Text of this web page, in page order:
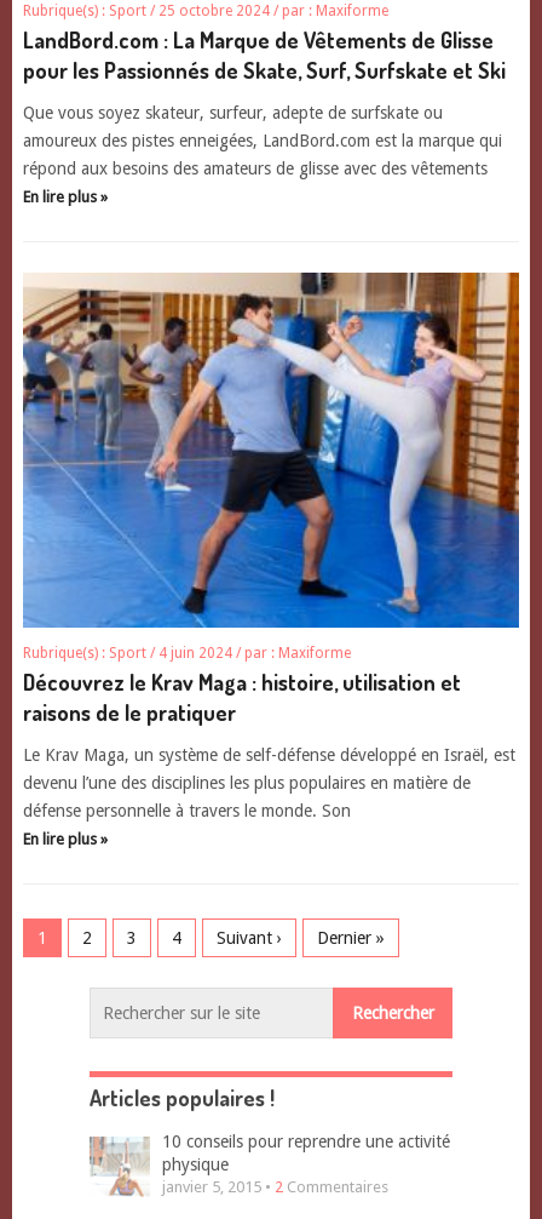
Rubrique(s) : Sport / 25 octobre 2024 / par : Maxiforme
LandBord.com : La Marque de Vêtements de Glisse
pour les Passionnés de Skate, Surf, Surfskate et Ski
Que vous soyez skateur, surfeur, adepte de surfskate ou
amoureux des pistes enneigées, LandBord.com est la marque qui
répond aux besoins des amateurs de glisse avec des vêtements
En lire plus »
Rubrique(s) : Sport / 4 juin 2024 / par : Maxiforme
Découvrez le Krav Maga : histoire, utilisation et
raisons de le pratiquer
Le Krav Maga, un système de self-défense développé en Israël, est
devenu l’une des disciplines les plus populaires en matière de
défense personnelle à travers le monde. Son
En lire plus »
1 2 3 4 Suivant › Dernier »
Articles populaires !
10 conseils pour reprendre une activité
physique
janvier 5, 2015 • 2 Commentaires